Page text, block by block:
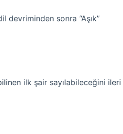
devriminden sonra “Aşık”
ilk şair sayılabileceğini ileri